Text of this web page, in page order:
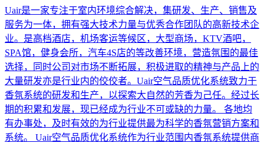
Uair是一家专注于室内环境综合解决，集研发、生产、销售及
服务为一体，拥有强大技术力量与优秀合作团队的高新技术企
业。是高档酒店，机场客运等候区，大型商场，KTV酒吧，
SPA馆，健身会所，汽车4S店的等改善环境，营造氛围的最佳
选择，同时公司对市场不断拓展，积极进取的精神与产品上的
大量研发亦是行业内的佼佼者。Uair空气品质优化系统致力于
香氛系统的研发和生产，以探索大自然的芳香为己任。经过长
期的积累和发展，现已经成为行业不可或缺的力量。 各地均
有办事处，及时有效的为行业提供最为科学的香氛营销方案和
系统。 Uair空气品质优化系统作为行业范围内香氛系统提供商